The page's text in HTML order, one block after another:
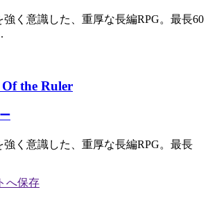
強く意識した、重厚な長編RPG。最長60
the Ruler
強く意識した、重厚な長編RPG。最長